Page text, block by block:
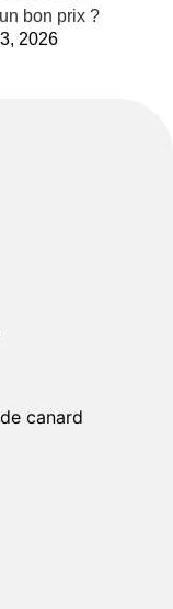
bon prix ?
2026
canard